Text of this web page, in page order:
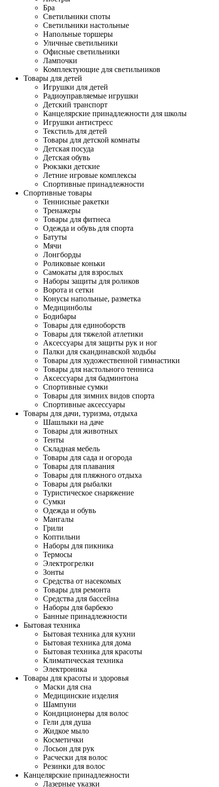
Бра
Светильники споты
Светильники настольные
Напольные торшеры
Уличные светильники
Офисные светильники
Лампочки
Комплектующие для светильников
Товары для детей
Игрушки для детей
Радиоуправляемые игрушки
Детский транспорт
Канцелярские принадлежности для школы
Игрушки антистресс
Текстиль для детей
Товары для детской комнаты
Детская посуда
Детская обувь
Рюкзаки детские
Летние игровые комплексы
Спортивные принадлежности
Спортивные товары
Теннисные ракетки
Тренажеры
Товары для фитнеса
Одежда и обувь для спорта
Батуты
Мячи
Лонгборды
Роликовые коньки
Самокаты для взрослых
Наборы защиты для роликов
Ворота и сетки
Конусы напольные, разметка
Медицинболы
Бодибары
Товары для единоборств
Товары для тяжелой атлетики
Аксессуары для защиты рук и ног
Палки для скандинавской ходьбы
Товары для художественной гимнастики
Товары для настольного тенниса
Аксессуары для бадминтона
Спортивные сумки
Товары для зимних видов спорта
Спортивные аксессуары
Товары для дачи, туризма, отдыха
Шашлыки на даче
Товары для животных
Тенты
Складная мебель
Товары для сада и огорода
Товары для плавания
Товары для пляжного отдыха
Товары для рыбалки
Туристическое снаряжение
Сумки
Одежда и обувь
Мангалы
Грили
Коптильни
Наборы для пикника
Термосы
Электрогрелки
Зонты
Средства от насекомых
Товары для ремонта
Средства для бассейна
Наборы для барбекю
Банные принадлежности
Бытовая техника
Бытовая техника для кухни
Бытовая техника для дома
Бытовая техника для красоты
Климатическая техника
Электроника
Товары для красоты и здоровья
Маски для сна
Медицинские изделия
Шампуни
Кондиционеры для волос
Гели для душа
Жидкое мыло
Косметички
Лосьон для рук
Расчески для волос
Резинки для волос
Канцелярские принадлежности
Лазерные указки